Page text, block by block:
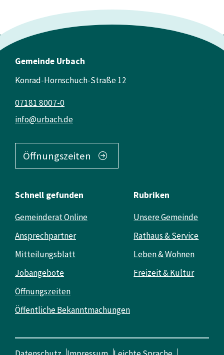
Gemeinde Urbach
Konrad-Hornschuch-Straße 12
info@urbach.de
07181 8007-0
Öffnungszeiten
Schnell gefunden
Gemeinderat Online
Ansprechpartner
Mitteilungsblatt
Jobangebote
Öffnungszeiten
Öffentliche Bekanntmachungen
Rubriken
Unsere Gemeinde
Rathaus & Service
Leben & Wohnen
Freizeit & Kultur